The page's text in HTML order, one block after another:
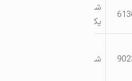
شهرک صنعتی شماره
یک ،صنعت 6
شهرک صنعتی0